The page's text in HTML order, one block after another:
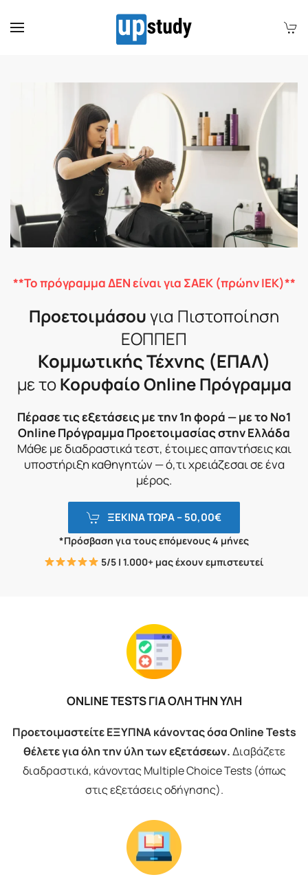
Skip to main content
**Το πρόγραμμα ΔΕΝ είναι για ΣΑΕΚ (πρώην ΙΕΚ)**
Προετοιμάσουγια Πιστοποίηση
ΕΟΠΠΕΠ
Κομμωτικής Τέχνης (ΕΠΑΛ)
με τοΚορυφαίο Online Πρόγραμμα
Πέρασε τις εξετάσεις με την 1η φορά — με το Νο1
Online Πρόγραμμα Προετοιμασίας στην Ελλάδα
Μάθε με διαδραστικά τεστ, έτοιμες απαντήσεις και
υποστήριξη καθηγητών — ό,τι χρειάζεσαι σε ένα
μέρος.
ΞΕΚΙΝΑ ΤΩΡΑ –50,00€
*Πρόσβαση για τους επόμενους 4 μήνες
5/5 | 1.000+ μας έχουν εμπιστευτεί
ONLINE TESTS ΓΙΑ ΟΛΗ ΤΗΝ ΥΛΗ
Προετοιμαστείτε ΕΞΥΠΝΑ κάνοντας όσα Online Tests
θέλετε για όλη την ύλη των εξετάσεων.Διαβάζετε
διαδραστικά, κάνοντας Multiple Choice Tests (όπως
στις εξετάσεις οδήγησης).